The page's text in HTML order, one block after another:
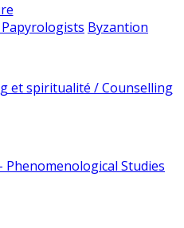
Byzantion
et spiritualité / Counselling
Studies